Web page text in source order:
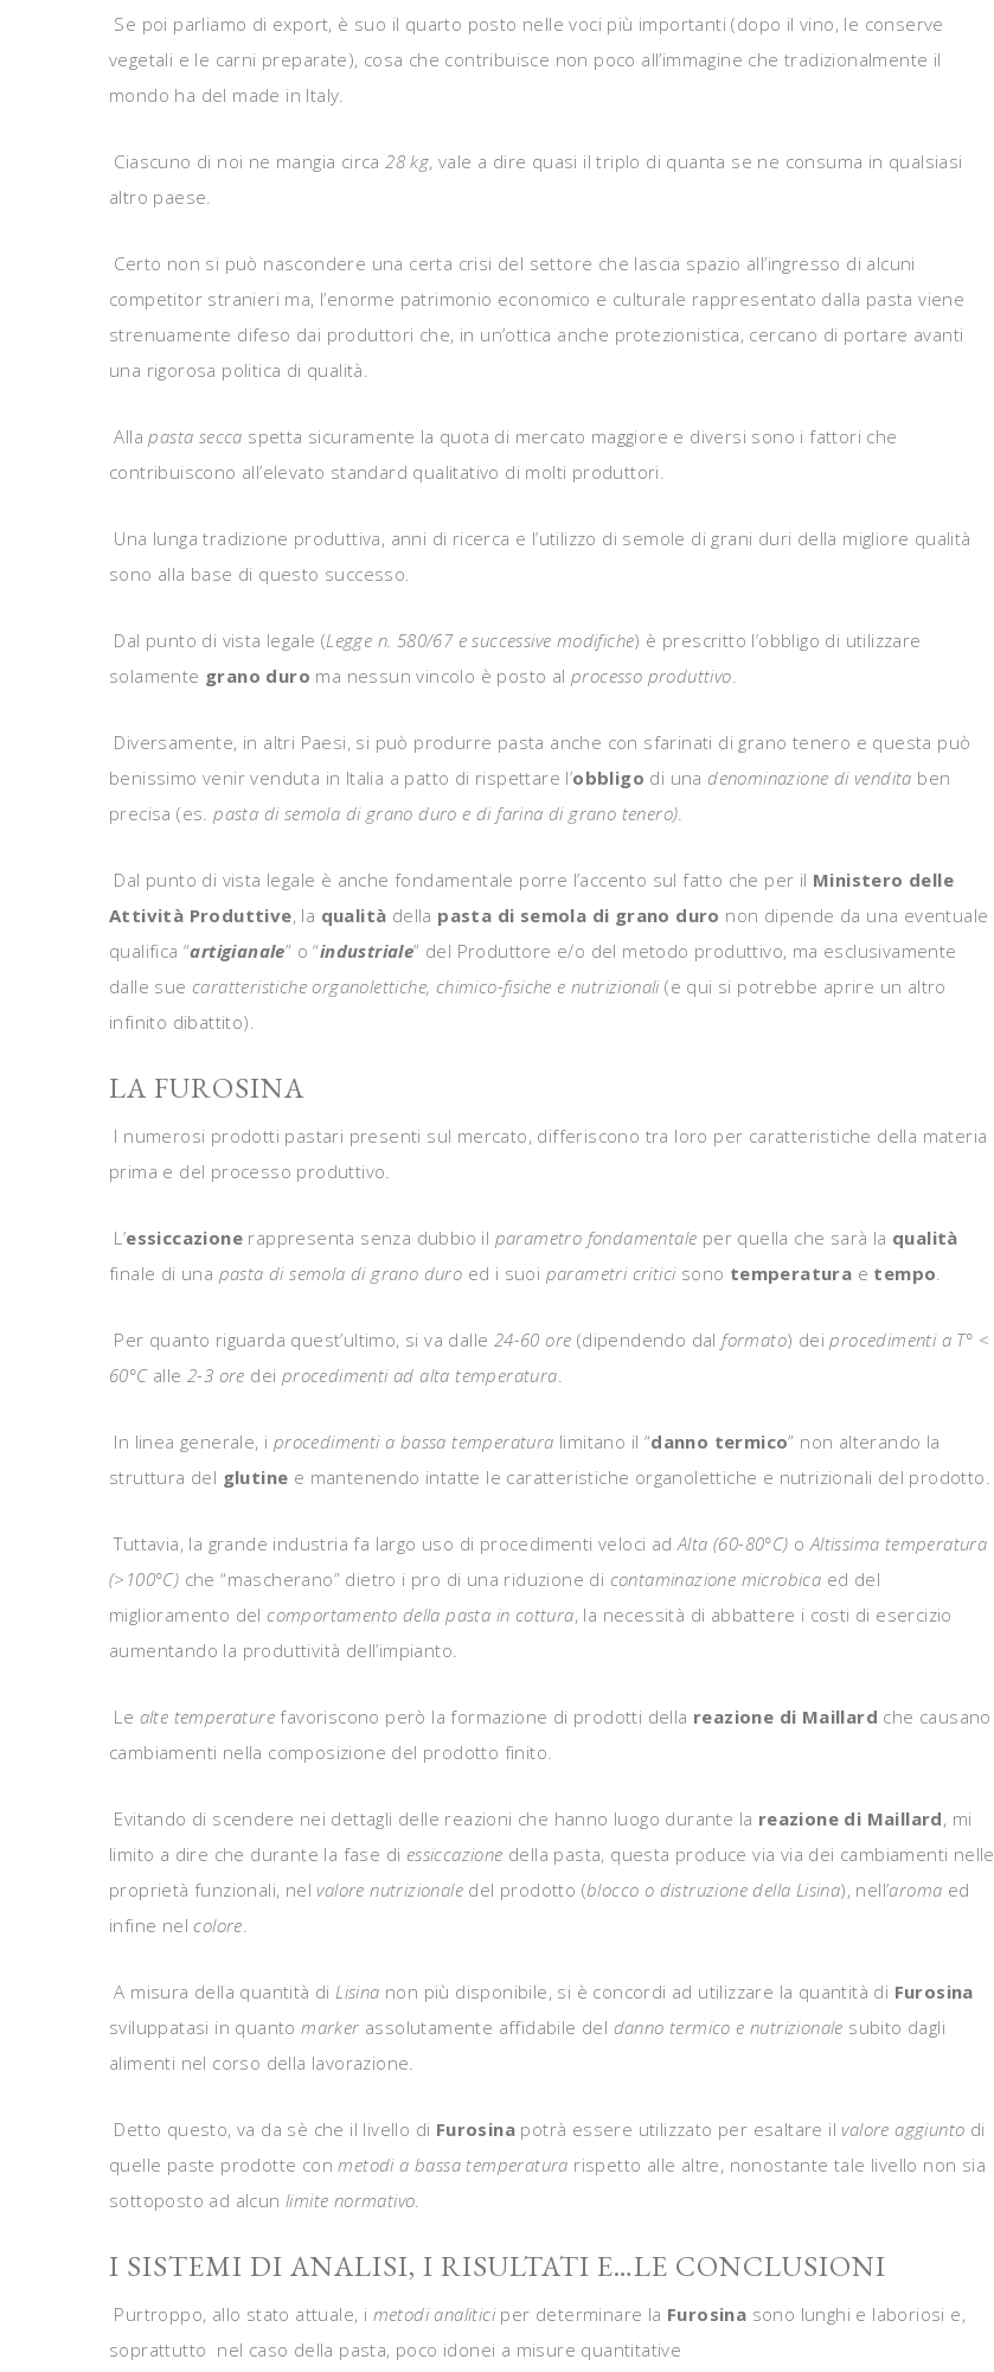
Se poi parliamo di export, è suo il quarto posto nelle voci più importanti (dopo il vino, le conserve
vegetali e le carni preparate), cosa che contribuisce non poco all’immagine che tradizionalmente il
mondo ha del made in Italy.
Ciascuno di noi ne mangia circa28 kg, vale a dire quasi il triplo di quanta se ne consuma in qualsiasi
altro paese.
Certo non si può nascondere una certa crisi del settore che lascia spazio all’ingresso di alcuni
competitor stranieri ma, l’enorme patrimonio economico e culturale rappresentato dalla pasta viene
strenuamente difeso dai produttori che, in un’ottica anche protezionistica, cercano di portare avanti
una rigorosa politica di qualità.
Allapasta secca spetta sicuramente la quota di mercato maggiore e diversi sono i fattori che
contribuiscono all’elevato standard qualitativo di molti produttori.
Una lunga tradizione produttiva, anni di ricerca e l’utilizzo di semole di grani duri della migliore qualità
sono alla base di questo successo.
Dal punto di vista legale (Legge n. 580/67 e successive modifiche) è prescritto l’obbligo di utilizzare
solamente grano duro ma nessun vincolo è posto alprocesso produttivo.
Diversamente, in altri Paesi, si può produrre pasta anche con sfarinati di grano tenero e questa può
benissimo venir venduta in Italia a patto di rispettare l’obbligo di unadenominazione di vendita ben
precisa (es.pasta di semola di grano duro e di farina di grano tenero).
Dal punto di vista legale è anche fondamentale porre l’accento sul fatto che per il Ministero delle
Attività Produttive, la qualità della pasta di semola di grano duro non dipende da una eventuale
qualifica “artigianale” o “industriale” del Produttore e/o del metodo produttivo, ma esclusivamente
dalle sue caratteristiche organolettiche, chimico-fisiche e nutrizionali(e qui si potrebbe aprire un altro
infinito dibattito).
LA FUROSINA
I numerosi prodotti pastari presenti sul mercato, differiscono tra loro per caratteristiche della materia
prima e del processo produttivo.
L’essiccazione rappresenta senza dubbio il parametro fondamentale per quella che sarà la qualità
finale di una pasta di semola di grano duro ed i suoi parametri criticisono temperatura e tempo.
Per quanto riguarda quest’ultimo, si va dalle 24-60 ore (dipendendo dalformato) deiprocedimenti a T° <
60°Calle2-3 ore dei procedimenti ad alta temperatura.
In linea generale, i procedimenti a bassa temperatura limitano il “danno termico” non alterando la
struttura del glutine e mantenendo intatte le caratteristiche organolettiche e nutrizionali del prodotto.
Tuttavia, la grande industria fa largo uso di procedimenti veloci adAlta (60-80°C) oAltissima temperatura
(>100°C) che “mascherano” dietro i pro di una riduzione di contaminazione microbica ed del
miglioramento del comportamento della pasta in cottura, la necessità di abbattere i costi di esercizio
aumentando la produttività dell’impianto.
Le alte temperature favoriscono però la formazione di prodotti della reazione di Maillard che causano
cambiamenti nella composizione del prodotto finito.
Evitando di scendere nei dettagli delle reazioni che hanno luogo durante la reazione di Maillard, mi
limito a dire che durante la fase di essiccazione della pasta, questa produce via via dei cambiamenti nelle
proprietà funzionali, nelvalore nutrizionale del prodotto (blocco o distruzione della Lisina), nell’aroma ed
infine nel colore.
A misura della quantità diLisina non più disponibile, si è concordi ad utilizzare la quantità di Furosina
sviluppatasi in quantomarker assolutamente affidabile del danno termico e nutrizionale subito dagli
alimenti nel corso della lavorazione.
Detto questo, va da sè che il livello di Furosina potrà essere utilizzato per esaltare il valore aggiunto di
quelle paste prodotte conmetodi a bassa temperatura rispetto alle altre, nonostante tale livello non sia
sottoposto ad alcun limite normativo.
I SISTEMI DI ANALISI, I RISULTATI E…LE CONCLUSIONI
Purtroppo, allo stato attuale, i metodi analiticiper determinare la Furosina sono lunghi e laboriosi e,
soprattutto nel caso della pasta, poco idonei a misure quantitative